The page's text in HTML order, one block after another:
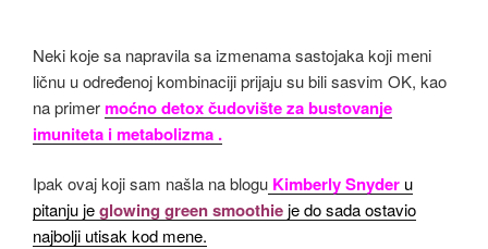
Neki koje sa napravila sa izmenama sastojaka koji meni
ličnu u određenoj kombinaciji prijaju su bili sasvim OK, kao
na primermoćno detox čudovište za bustovanje
imuniteta i metabolizma .
Ipak ovaj koji sam našla na blogu Kimberly Snyder u
pitanju jeglowing green smoothieje do sada ostavio
najbolji utisak kod mene.